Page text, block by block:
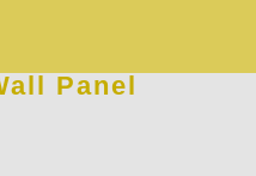
Panel